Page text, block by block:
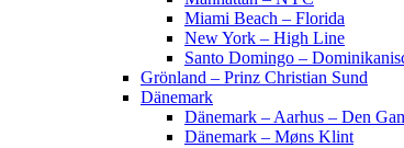
Miami Beach – Florida
New York – High Line
Santo Domingo –
Grönland – Prinz Christian Sund
Dänemark
Dänemark – Aarhus – Den
Dänemark – Møns Klint